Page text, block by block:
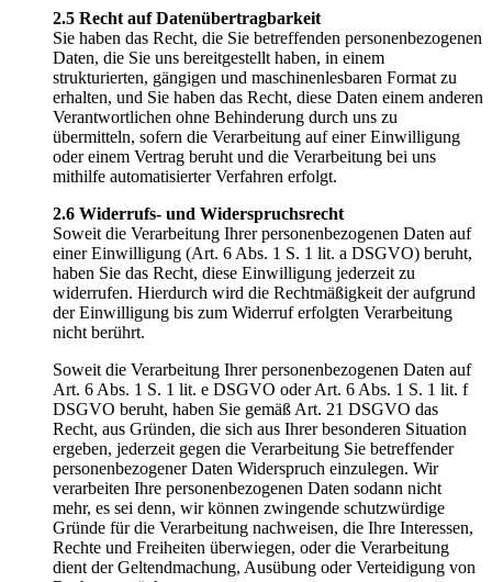
2.5 Recht auf Datenübertragbarkeit
Sie haben das Recht, die Sie betreffenden personenbezogenen
Daten, die Sie uns bereitgestellt haben, in einem
strukturierten, gängigen und maschinenlesbaren Format zu
erhalten, und Sie haben das Recht, diese Daten einem anderen
Verantwortlichen ohne Behinderung durch uns zu
übermitteln, sofern die Verarbeitung auf einer Einwilligung
oder einem Vertrag beruht und die Verarbeitung bei uns
mithilfe automatisierter Verfahren erfolgt.
2.6 Widerrufs- und Widerspruchsrecht
Soweit die Verarbeitung Ihrer personenbezogenen Daten auf
einer Einwilligung (Art. 6 Abs. 1 S. 1 lit. a DSGVO) beruht,
haben Sie das Recht, diese Einwilligung jederzeit zu
widerrufen. Hierdurch wird die Rechtmäßigkeit der aufgrund
der Einwilligung bis zum Widerruf erfolgten Verarbeitung
nicht berührt.
Soweit die Verarbeitung Ihrer personenbezogenen Daten auf
Art. 6 Abs. 1 S. 1 lit. e DSGVO oder Art. 6 Abs. 1 S. 1 lit. f
DSGVO beruht, haben Sie gemäß Art. 21 DSGVO das
Recht, aus Gründen, die sich aus Ihrer besonderen Situation
ergeben, jederzeit gegen die Verarbeitung Sie betreffender
personenbezogener Daten Widerspruch einzulegen. Wir
verarbeiten Ihre personenbezogenen Daten sodann nicht
mehr, es sei denn, wir können zwingende schutzwürdige
Gründe für die Verarbeitung nachweisen, die Ihre Interessen,
Rechte und Freiheiten überwiegen, oder die Verarbeitung
dient der Geltendmachung, Ausübung oder Verteidigung von